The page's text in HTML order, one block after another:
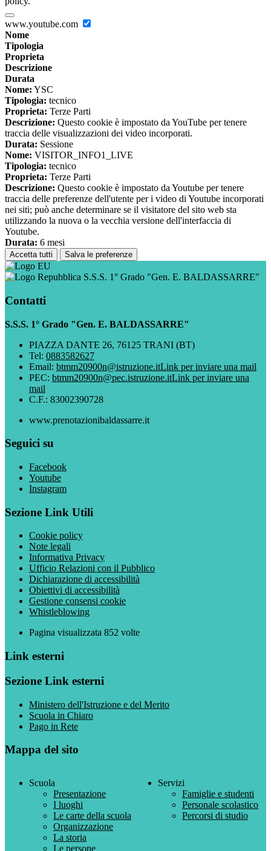
www.youtube.com
Nome
Tipologia
Proprieta
Descrizione
Durata
Nome: YSC
Tipologia: tecnico
Proprieta: Terze Parti
Descrizione: Questo cookie è impostato da YouTube per tenere
traccia delle visualizzazioni dei video incorporati.
Durata: Sessione
Nome: VISITOR_INFO1_LIVE
Tipologia: tecnico
Proprieta: Terze Parti
Descrizione: Questo cookie è impostato da Youtube per tenere
traccia delle preferenze dell'utente per i video di Youtube incorporati
nei siti; può anche determinare se il visitatore del sito web sta
utilizzando la nuova o la vecchia versione dell'interfaccia di
Youtube.
Durata: 6 mesi
Accetta tutti Salva le preferenze
S.S.S. 1° Grado "Gen. E. BALDASSARRE"
Contatti
S.S.S. 1° Grado "Gen. E. BALDASSARRE"
PIAZZA DANTE 26, 76125 TRANI (BT)
Tel: 0883582627
Email: btmm20900n@istruzione.itLink per inviare una mail
PEC: btmm20900n@pec.istruzione.itLink per inviare una
mail
C.F.: 83002390728
www.prenotazionibaldassarre.it
Seguici su
Facebook
Youtube
Instagram
Sezione Link Utili
Cookie policy
Note legali
Informativa Privacy
Ufficio Relazioni con il Pubblico
Dichiarazione di accessibilità
Obiettivi di accessibilità
Gestione consensi cookie
Whistleblowing
Pagina visualizzata 852 volte
Link esterni
Sezione Link esterni
Ministero dell'Istruzione e del Merito
Scuola in Chiaro
Pago in Rete
Mappa del sito
Scuola
Presentazione
I luoghi
Le carte della scuola
Organizzazione
La storia
Le persone
Servizi
Famiglie e studenti
Personale scolastico
Percorsi di studio